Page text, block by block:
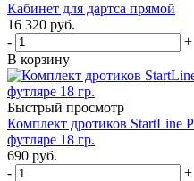
Кабинет для дартса прямой
16 320 руб.
-
+
В корзину
Быстрый просмотр
Комплект дротиков StartLine
футляре 18 гр.
690 руб.
-
+